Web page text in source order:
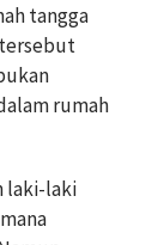
tangga
rumah
laki-laki